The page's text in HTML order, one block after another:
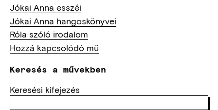
Jókai Anna esszéi
Jókai Anna hangoskönyvei
Róla szóló irodalom
Hozzá kapcsolódó mű
Keresés a művekben
Keresési kifejezés